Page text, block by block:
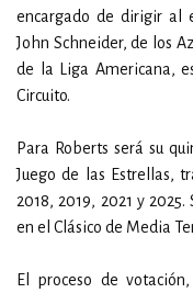
encargado de dirigir al
John Schneider, de los
de la Liga Americana,
Circuito.
Para Roberts será su
Juego de las Estrellas,
2018, 2019, 2021 y
en el Clásico de Media
El proceso de